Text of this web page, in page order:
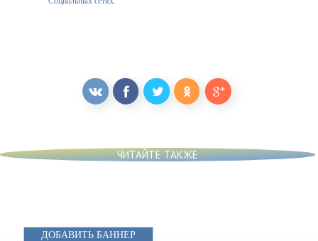
ЧИТАЙТЕ ТАКЖЕ
ДОБАВИТЬ БАННЕР